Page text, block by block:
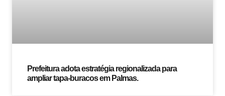
Prefeitura adota estratégia regionalizada para
ampliar tapa-buracos em Palmas.